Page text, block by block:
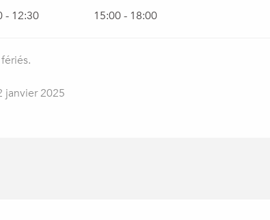
- 12:30 15:00 - 18:00
janvier 2025